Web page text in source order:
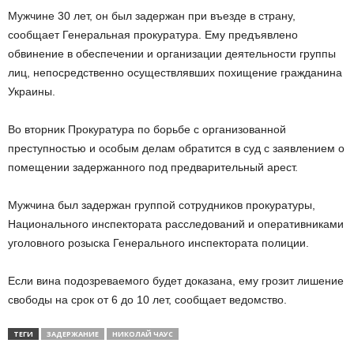
Мужчине 30 лет, он был задержан при въезде в страну,
сообщает Генеральная прокуратура. Ему предъявлено
обвинение в обеспечении и организации деятельности группы
лиц, непосредственно осуществлявших похищение гражданина
Украины.
Во вторник Прокуратура по борьбе с организованной
преступностью и особым делам обратится в суд с заявлением о
помещении задержанного под предварительный арест.
Мужчина был задержан группой сотрудников прокуратуры,
Национального инспектората расследований и оперативниками
уголовного розыска Генерального инспектората полиции.
Если вина подозреваемого будет доказана, ему грозит лишение
свободы на срок от 6 до 10 лет, сообщает ведомство.
ТЕГИ ЗАДЕРЖАНИЕ НИКОЛАЙ ЧАУС